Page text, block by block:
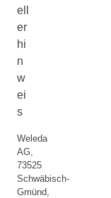
ell
er
hi
n
w
ei
s
Weleda
AG,
73525
Schwäbisch-
Gmünd,